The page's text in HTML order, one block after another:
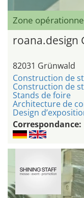
Zone
roana.design
82031 Grünwald
Construction de
Construction de
Stands de foire
Architecture de
Design
Correspondance: